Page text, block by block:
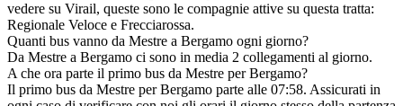
vedere su Virail, queste sono le compagnie attive su questa tratta:
Regionale Veloce e Frecciarossa.
Quanti bus vanno da Mestre a Bergamo ogni giorno?
Da Mestre a Bergamo ci sono in media 2 collegamenti al giorno.
A che ora parte il primo bus da Mestre per Bergamo?
Il primo bus da Mestre per Bergamo parte alle 07:58. Assicurati in